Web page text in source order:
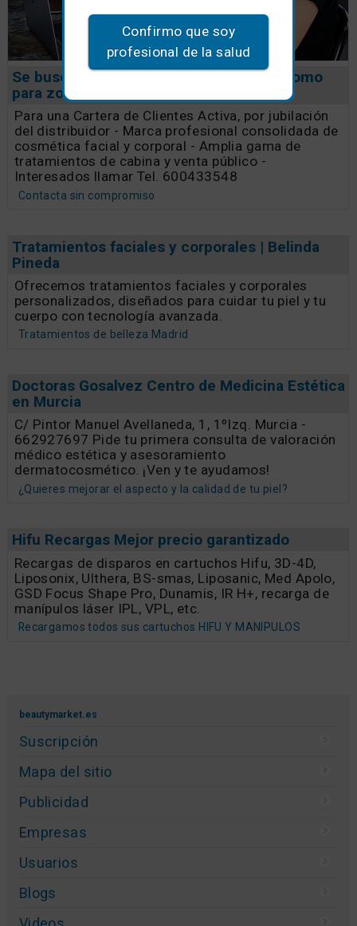
Se busca distribuidor o comercial autónomo
para zona de Málaga
Para una Cartera de Clientes Activa, por jubilación
del distribuidor - Marca profesional consolidada de
cosmética facial y corporal - Amplia gama de
tratamientos de cabina y venta público -
Interesados llamar Tel. 600433548
Contacta sin compromiso
Tratamientos faciales y corporales | Belinda
Pineda
Ofrecemos tratamientos faciales y corporales
personalizados, diseñados para cuidar tu piel y tu
cuerpo con tecnología avanzada.
Tratamientos de belleza Madrid
Doctoras Gosalvez Centro de Medicina Estética
en Murcia
C/ Pintor Manuel Avellaneda, 1, 1ºIzq. Murcia -
662927697 Pide tu primera consulta de valoración
médico estética y asesoramiento
dermatocosmético. ¡Ven y te ayudamos!
¿Quieres mejorar el aspecto y la calidad de tu piel?
Hifu Recargas Mejor precio garantizado
Recargas de disparos en cartuchos Hifu, 3D-4D,
Liposonix, Ulthera, BS-smas, Liposanic, Med Apolo,
GSD Focus Shape Pro, Dunamis, IR H+, recarga de
manípulos láser IPL, VPL, etc.
Recargamos todos sus cartuchos HIFU Y MANIPULOS
beautymarket.es
Suscripción
Mapa del sitio
Publicidad
Empresas
Usuarios
Blogs
Confirmo que soy
profesional de la salud